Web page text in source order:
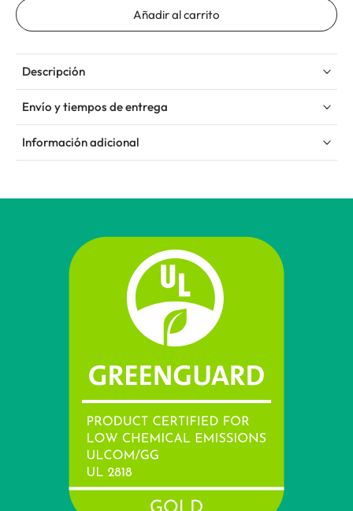
Añadir al carrito
Descripción
Envío y tiempos de entrega
Información adicional